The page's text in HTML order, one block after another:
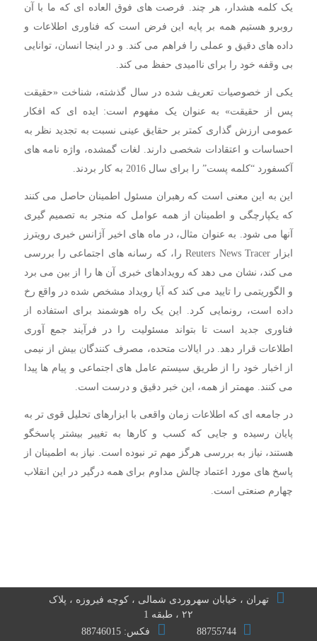
یک کلمه هشدار، هر چند. فرصت های فوق العاده ای که ما با آن
روبرو هستیم همه بر پایه این فرض است که فناوری اطلاعات و
داده های دقیق و عملی را فراهم می کند. و در اینجا انسان، توانایی
بی وقفه خود را برای ناامیدی حفظ می کند.
یکی از خصوصیات تعریف شده در سال گذشته، شناخت «حقیقت
پس از حقیقت» به عنوان یک مفهوم است: ایده ای که افکار
عمومی ارزش گذاری کمتر بر حقایق عینی نسبت به تجدید نظر به
احساسات و اعتقادات شخصی دارند. لغات گمشده، واژه نامه های
آکسفورد “کلمه پست” را برای سال 2016 به کار بردند.
این به این معنی است که رهبران مسئول اطمینان حاصل می کنند
که یکپارچگی و اطمینان از همه عوامل که منجر به تصمیم گیری
آنها می شود. به عنوان مثال، در ماه های اخیر آژانس خبری رویترز
ابزار Reuters News Tracer را، که رسانه های اجتماعی را بررسی
می کند، نشان می دهد که رویدادهای خبری آن ها را از بین می برد
و الگوریتمی را تایید می کند که آیا رویداد مشخص شده در واقع رخ
داده است، رونمایی کرد. این یک راه هوشمند برای استفاده از
فناوری جدید است تا بتواند مسئولیت را در فرآیند جمع آوری
اطلاعات قرار دهد. در ایالات متحده، مصرف کنندگان بیش از نیمی
از اخبار خود را از طریق سیستم عامل های اجتماعی و پیام ها پیدا
می کنند. مهمتر از همه، این خبر دقیق و درست است.
در جامعه ای که اطلاعات زمان واقعی با ابزارهای تحلیل قوی تر به
پایان رسیده و جایی که کسب و کارها به تغییر بیشتر پاسخگو
هستند، نیاز به بررسی هرگز مهم تر نبوده است. نیاز به اطمینان از
پاسخ های مورد اعتماد چالش مداوم برای همه درگیر در این انقلاب
چهارم صنعتی است.
تهران ، خیابان سهروردی شمالی ، کوچه فیروزه ، پلاک
۲۲ ، طبقه 1
88755744
فکس: 88746015